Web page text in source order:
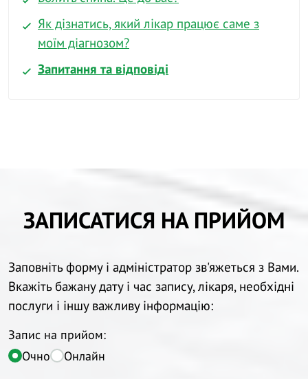
Як дізнатись, який лікар працює саме з
моїм діагнозом?
Запитання та відповіді
ЗАПИСАТИСЯ НА ПРИЙОМ
Заповніть форму і адміністратор зв'яжеться з Вами.
Вкажіть бажану дату і час запису, лікаря, необхідні
послуги і іншу важливу інформацію:
Запис на прийом:
Очно
Онлайн